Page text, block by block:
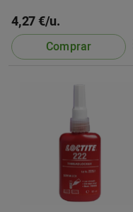
4,27 €/u.
Comprar